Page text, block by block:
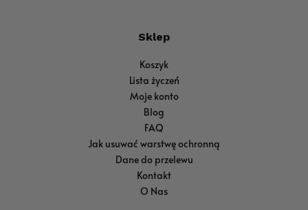
Sklep
Koszyk
Lista życzeń
Moje konto
Blog
FAQ
Jak usuwać warstwę ochronną
Dane do przelewu
Kontakt
O Nas